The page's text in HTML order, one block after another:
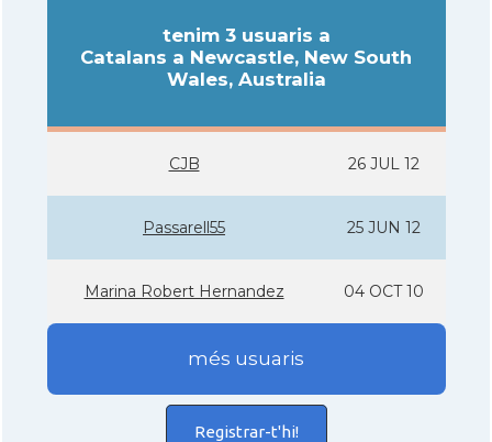
tenim 3 usuaris a
Catalans a Newcastle, New South
Wales, Australia
CJB 26 JUL 12
Passarell55 25 JUN 12
Marina Robert Hernandez 04 OCT 10
més usuaris
Registrar-t'hi!